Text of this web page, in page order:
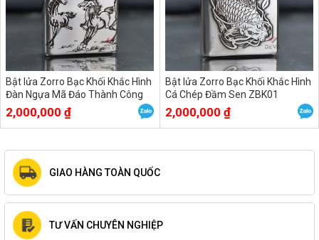
Bật lửa Zorro Bạc Khối Khắc Hình
Đàn Ngựa Mã Đáo Thành Công
ZBK02
2,000,000 ₫
Bật lửa Zorro Bạc Khối Khắc Hình
Cá Chép Đầm Sen ZBK01
2,000,000 ₫
GIAO HÀNG TOÀN QUỐC
TƯ VẤN CHUYÊN NGHIỆP